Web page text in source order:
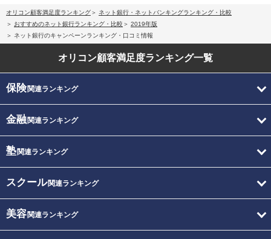
オリコン顧客満足度ランキング
ネット銀行・ネットバンキングランキング・比較
おすすめのネット銀行ランキング・比較
2019年版
ネット銀行のキャンペーンランキング・口コミ情報
オリコン顧客満足度ランキング一覧
保険関連ランキング
金融関連ランキング
塾関連ランキング
スクール関連ランキング
美容関連ランキング